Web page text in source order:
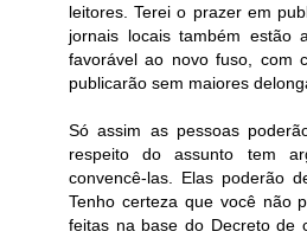
leitores. Terei o prazer em
jornais locais também estão
favorável ao novo fuso, com
publicarão sem maiores
Só assim as pessoas
respeito do assunto tem
convencê-las. Elas poderão
Tenho certeza que você não
feitas na base do Decreto de